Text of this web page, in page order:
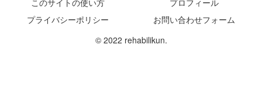
プライバシーポリシー
お問い合わせフォーム
© 2022 rehabilikun.